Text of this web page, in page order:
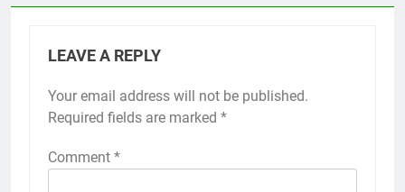
LEAVE A REPLY
Your email address will not be published.
Required fields are marked *
Comment *